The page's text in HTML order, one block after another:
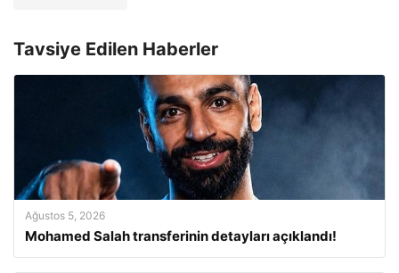
Tavsiye Edilen Haberler
Ağustos 5, 2026
Mohamed Salah transferinin detayları açıklandı!